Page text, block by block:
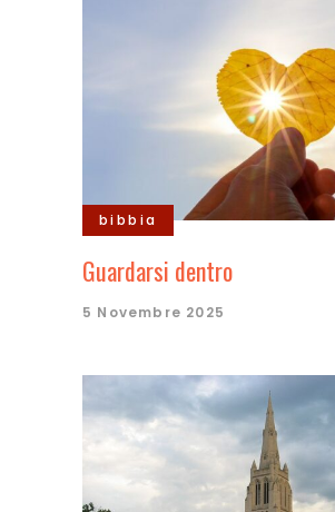
bibbia
Guardarsi dentro
5 Novembre 2025